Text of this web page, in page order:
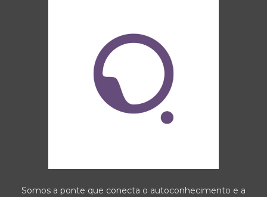
Somos a ponte que conecta o autoconhecimento e a